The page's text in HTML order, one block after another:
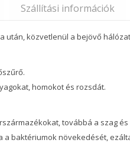
Szállítási információk
után, közvetlenül a bejövő
homokot és rozsdát.
továbbá a szag
a baktériumok növekedését,